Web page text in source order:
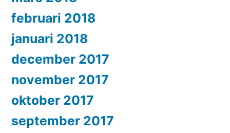
februari 2018
januari 2018
december 2017
november 2017
oktober 2017
september 2017